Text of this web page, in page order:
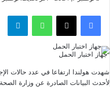
فيسبوك ‫X واتساب
جهاز اختبار الحمل
شهدت هولندا ارتفاعا في عدد حالات